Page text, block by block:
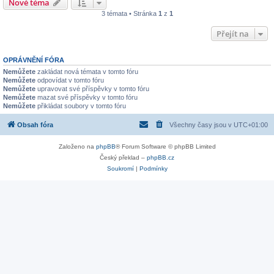
Nové téma
3 témata • Stránka 1 z 1
Přejít na
OPRÁVNĚNÍ FÓRA
Nemůžete zakládat nová témata v tomto fóru
Nemůžete odpovídat v tomto fóru
Nemůžete upravovat své příspěvky v tomto fóru
Nemůžete mazat své příspěvky v tomto fóru
Nemůžete přikládat soubory v tomto fóru
Obsah fóra Všechny časy jsou v UTC+01:00
Založeno na phpBB® Forum Software © phpBB Limited
Český překlad – phpBB.cz
Soukromí| Podmínky